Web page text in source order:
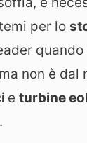
per lo
non è dal
e turbine